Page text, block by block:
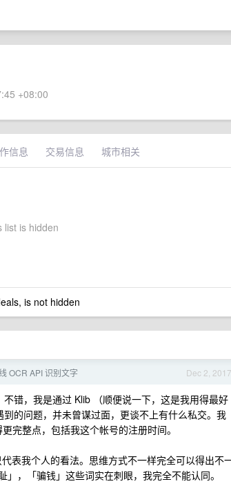
+08:00
信息 交易信息 城市相关
list is hidden
is not hidden
Dec 2, 2017
OCR API 识别文字
错，我是通过 Klib （顺便说一下，这是我用得最好
的问题，并未曾谋过面，更谈不上有什么私交。我
完整点，包括我这个帐号的注册时间。
表我个人的看法。思维方式不一样完全可以得出不
，「骗钱」这些词实在刺眼，我完全不能认同。